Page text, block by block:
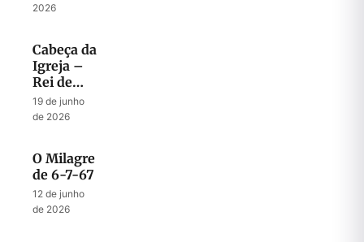
2026
Cabeça da
Igreja –
Rei de
Israel
19 de junho
de 2026
O Milagre
de 6-7-67
12 de junho
de 2026